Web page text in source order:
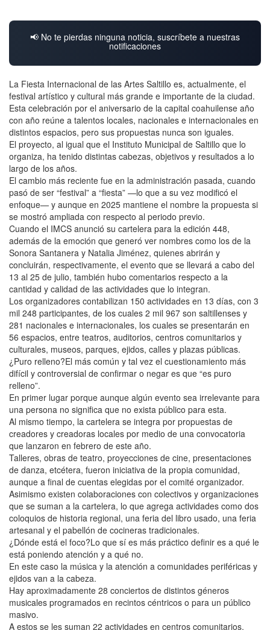
📢 No te pierdas ninguna noticia, suscríbete a nuestras
notificaciones
La Fiesta Internacional de las Artes Saltillo es, actualmente, el
festival artístico y cultural más grande e importante de la ciudad.
Esta celebración por el aniversario de la capital coahuilense año
con año reúne a talentos locales, nacionales e internacionales en
distintos espacios, pero sus propuestas nunca son iguales.
El proyecto, al igual que el Instituto Municipal de Saltillo que lo
organiza, ha tenido distintas cabezas, objetivos y resultados a lo
largo de los años.
El cambio más reciente fue en la administración pasada, cuando
pasó de ser “festival” a “fiesta” —lo que a su vez modificó el
enfoque— y aunque en 2025 mantiene el nombre la propuesta si
se mostró ampliada con respecto al periodo previo.
Cuando el IMCS anunció su cartelera para la edición 448,
además de la emoción que generó ver nombres como los de la
Sonora Santanera y Natalia Jiménez, quienes abrirán y
concluirán, respectivamente, el evento que se llevará a cabo del
13 al 25 de julio, también hubo comentarios respecto a la
cantidad y calidad de las actividades que lo integran.
Los organizadores contabilizan 150 actividades en 13 días, con 3
mil 248 participantes, de los cuales 2 mil 967 son saltillenses y
281 nacionales e internacionales, los cuales se presentarán en
56 espacios, entre teatros, auditorios, centros comunitarios y
culturales, museos, parques, ejidos, calles y plazas públicas.
¿Puro relleno?El más común y tal vez el cuestionamiento más
difícil y controversial de confirmar o negar es que “es puro
relleno”.
En primer lugar porque aunque algún evento sea irrelevante para
una persona no significa que no exista público para esta.
Al mismo tiempo, la cartelera se integra por propuestas de
creadores y creadoras locales por medio de una convocatoria
que lanzaron en febrero de este año.
Talleres, obras de teatro, proyecciones de cine, presentaciones
de danza, etcétera, fueron iniciativa de la propia comunidad,
aunque a final de cuentas elegidas por el comité organizador.
Asimismo existen colaboraciones con colectivos y organizaciones
que se suman a la cartelera, lo que agrega actividades como dos
coloquios de historia regional, una feria del libro usado, una feria
artesanal y el pabellón de cocineras tradicionales.
¿Dónde está el foco?Lo que sí es más práctico definir es a qué le
está poniendo atención y a qué no.
En este caso la música y la atención a comunidades periféricas y
ejidos van a la cabeza.
Hay aproximadamente 28 conciertos de distintos géneros
musicales programados en recintos céntricos o para un público
masivo.
A estos se les suman 22 actividades en centros comunitarios,